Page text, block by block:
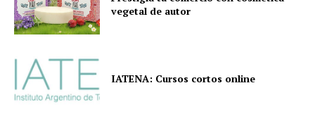
vegetal de autor
IATENA: Cursos cortos online